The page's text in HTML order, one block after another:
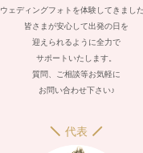
ウェディングフォトを体験してきました
皆さまが安心して出発の日を
迎えられるように全力で
サポートいたします。
質問、ご相談等お気軽に
お問い合わせ下さい♪
代表